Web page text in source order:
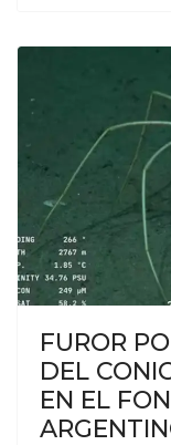
FUROR
DEL
EN EL